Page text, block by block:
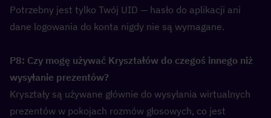
Potrzebny jest tylko Twój UID — hasło do aplikacji ani
dane logowania do konta nigdy nie są wymagane.
P8: Czy mogę używać Kryształów do czegoś innego niż
wysyłanie prezentów?
Kryształy są używane głównie do wysyłania wirtualnych
prezentów w pokojach rozmów głosowych, co jest